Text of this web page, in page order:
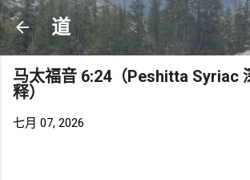
跳至主要内容
道
马太福音 6:24（Peshitta Syriac
释）
七月 07, 2026